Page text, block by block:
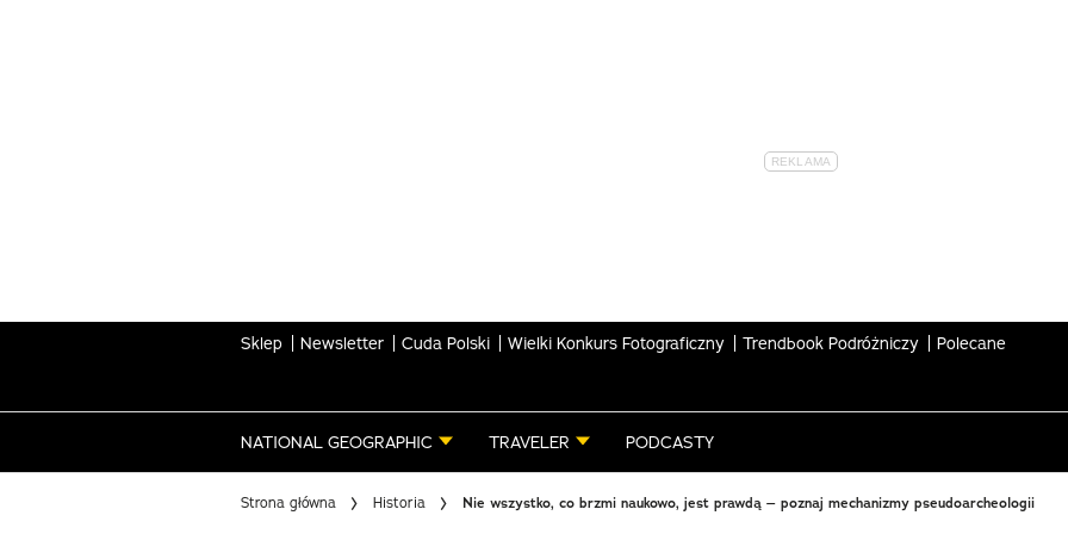
Sklep Newsletter Cuda Polski Wielki Konkurs Fotograficzny Trendbook Podróżniczy Polecane
NATIONAL GEOGRAPHIC TRAVELER PODCASTY
Strona główna Historia Nie wszystko, co brzmi naukowo, jest prawdą – poznaj mechanizmy pseudoarcheologii